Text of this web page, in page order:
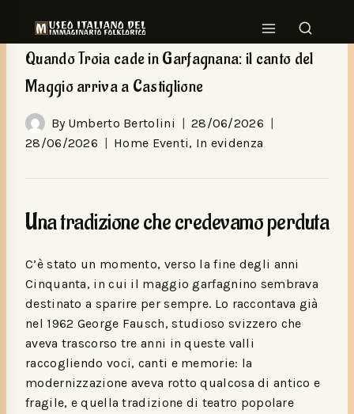
HOME EVENTI|
Quando Troia cade in Garfagnana: il canto del
Maggio arriva a Castiglione
By Umberto Bertolini
28/06/2026
28/06/2026
Home Eventi, In evidenza
Una tradizione che credevamo perduta
C’è stato un momento, verso la fine degli anni
Cinquanta, in cui il maggio garfagnino sembrava
destinato a sparire per sempre. Lo raccontava già
nel 1962 George Fausch, studioso svizzero che
aveva trascorso tre anni in queste valli
raccogliendo voci, canti e memorie: la
modernizzazione aveva rotto qualcosa di antico e
fragile, e quella tradizione di teatro popolare